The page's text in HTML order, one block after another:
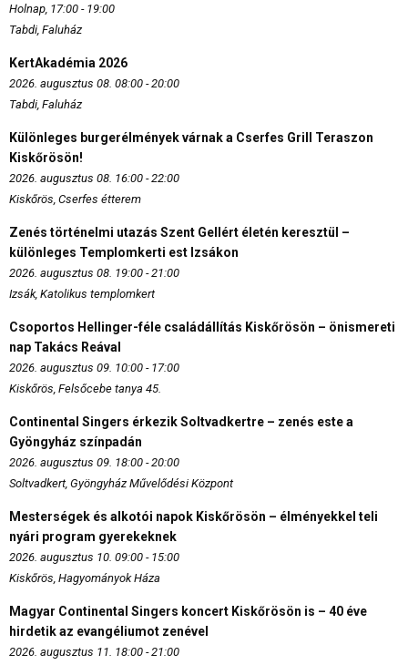
Holnap, 17:00 - 19:00
Tabdi, Faluház
KertAkadémia 2026
2026. augusztus 08. 08:00 - 20:00
Tabdi, Faluház
Különleges burgerélmények várnak a Cserfes Grill Teraszon
Kiskőrösön!
2026. augusztus 08. 16:00 - 22:00
Kiskőrös, Cserfes étterem
Zenés történelmi utazás Szent Gellért életén keresztül –
különleges Templomkerti est Izsákon
2026. augusztus 08. 19:00 - 21:00
Izsák, Katolikus templomkert
Csoportos Hellinger-féle családállítás Kiskőrösön – önismereti
nap Takács Reával
2026. augusztus 09. 10:00 - 17:00
Kiskőrös, Felsőcebe tanya 45.
Continental Singers érkezik Soltvadkertre – zenés este a
Gyöngyház színpadán
2026. augusztus 09. 18:00 - 20:00
Soltvadkert, Gyöngyház Művelődési Központ
Mesterségek és alkotói napok Kiskőrösön – élményekkel teli
nyári program gyerekeknek
2026. augusztus 10. 09:00 - 15:00
Kiskőrös, Hagyományok Háza
Magyar Continental Singers koncert Kiskőrösön is – 40 éve
hirdetik az evangéliumot zenével
2026. augusztus 11. 18:00 - 21:00